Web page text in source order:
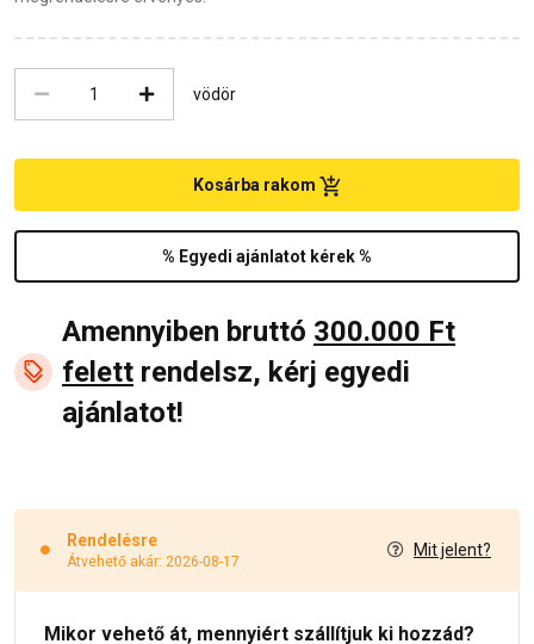
vödör
% Egyedi ajánlatot kérek %
Kosárba rakom
Amennyiben bruttó 300.000 Ft
felett rendelsz, kérj egyedi
ajánlatot!
Rendelésre
Átvehető akár: 2026-08-17
Mit jelent?
Mikor vehető át, mennyiért szállítjuk ki hozzád?